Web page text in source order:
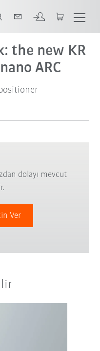
the new KR
ARC
dolayı mevcut
Ver